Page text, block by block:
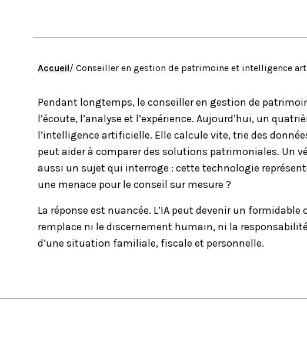
Accueil/ Conseiller en gestion de patrimoine et intelligence
Pendant longtemps, le conseiller en gestion de
l’écoute, l’analyse et l’expérience. Aujourd’hui, un
l’intelligence artificielle. Elle calcule vite, trie des
peut aider à comparer des solutions patrimoniales. Un
aussi un sujet qui interroge : cette technologie
une menace pour le conseil sur mesure ?
La réponse est nuancée. L’IA peut devenir un
remplace ni le discernement humain, ni la
d’une situation familiale, fiscale et personnelle.